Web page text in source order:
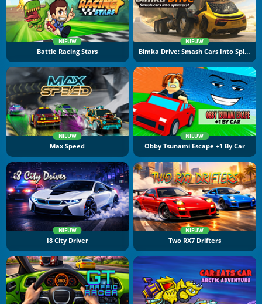
NIEUW
Battle Racing Stars
NIEUW
Bimka Drive: Smash Cars Into Splinters
NIEUW
Max Speed
NIEUW
Obby Tsunami Escape +1 By Car
NIEUW
I8 City Driver
NIEUW
Two RX7 Drifters